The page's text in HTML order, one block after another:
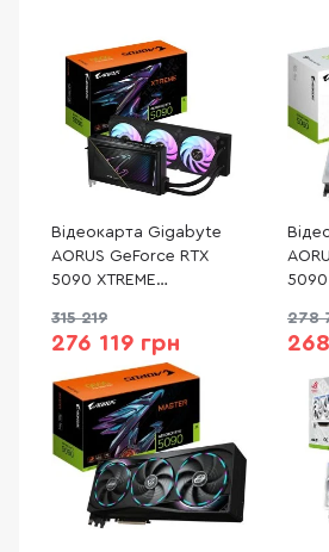
Відеокарта Gigabyte
AORUS GeForce RTX
5090 XTREME
N5090AORUSX W-32GD)
315 219
276 119 грн
5090
32GD)
278